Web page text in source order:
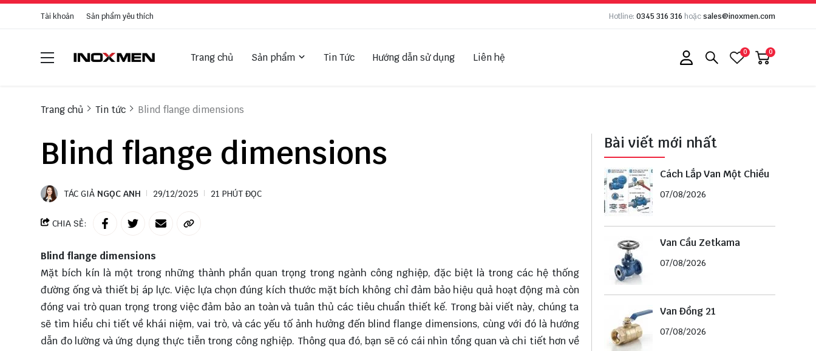
Tài khoản Sản phẩm yêu thích Hotline: 0345 316 316 hoặcsales@inoxmen.com
Trang chủ Sản phẩm Tin Tức Hướng dẫn sử dụng Liên hệ 0 0
Trang chủ Tin tức Blind flange dimensions
Blind flange dimensions
TÁC GIẢ NGỌC ANH 29/12/2025 21 PHÚT ĐỌC
CHIA SẺ:
Blind flange dimensions
Mặt bích kín là một trong những thành phần quan trọng trong ngành công nghiệp, đặc biệt là trong các hệ thống
đường ống và thiết bị áp lực. Việc lựa chọn đúng kích thước mặt bích không chỉ đảm bảo hiệu quả hoạt động mà còn
đóng vai trò quan trọng trong việc đảm bảo an toàn và tuân thủ các tiêu chuẩn thiết kế. Trong bài viết này, chúng ta
sẽ tìm hiểuchi tiết về khái niệm, vai trò, và các yếu tố ảnh hưởng đến blind flange dimensions, cùng với đó là hướng
dẫn đo lường và ứng dụng thực tiễn trong công nghiệp. Thông qua đó, bạn sẽ có cái nhìn tổng quan và chi tiết hơn về
Bài viết mới nhất
Cách Lắp Van Một Chiều
07/08/2026
Van Cầu Zetkama
07/08/2026
Van Đồng 21
07/08/2026